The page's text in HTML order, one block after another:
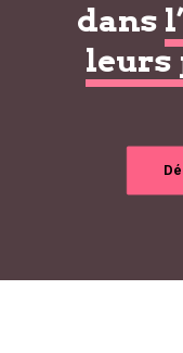
dans
leurs